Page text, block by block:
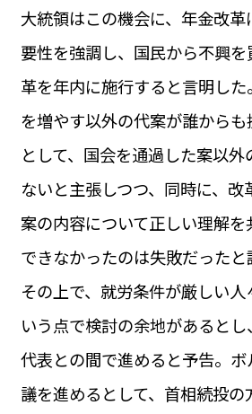
グルメ
LIFE STYLE
BUSINESS
ビジネス・キャリア
INFOS PRATIQUES
TAG
タグ
#パリ
#お土産 #トリビア
#データで
#フランスの教育制度
#アプリ
#いざと
#カルカッソンヌ Carcassonne
#サステ
#フランス生活
#レシピ #ビューティー
#アルザス地方
#フランスの地方 #フロ
1€＝
お問い合
運営会社
サイトポ
大統領はこの機会に、年金改
要性を強調し、国民から不興
革を年内に施行すると言明し
を増やす以外の代案が誰から
として、国会を通過した案以
ないと主張しつつ、同時に、
案の内容について正しい理解
できなかったのは失敗だった
その上で、就労条件が厳しい
いう点で検討の余地があると
代表との間で進めると予告。
議を進めるとして、首相続投の